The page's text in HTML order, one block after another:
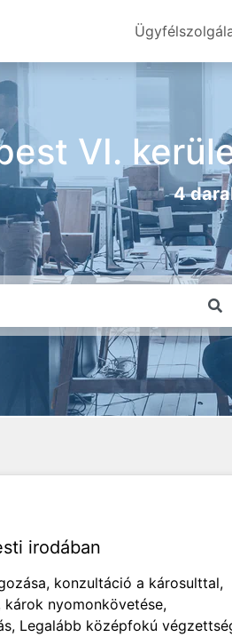
VI.
4
irodában
konzultáció a károsulttal,
nyomonkövetése,
Legalább középfokú